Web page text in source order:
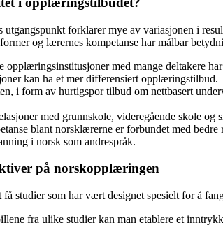
utgangspunkt forklarer mye av variasjonen i
og lærernes kompetanse har målbar
opplæringsinstitusjoner med mange deltakere
kan ha et mer differensiert opplæringstilbud.
i form av hurtigspor tilbud om nettbasert
med grunnskole, videregående skole
blant norsklærerne er forbundet med
i norsk som andrespråk.
på norskopplæringen
studier som har vært designet spesielt for å
fra ulike studier kan man etablere et